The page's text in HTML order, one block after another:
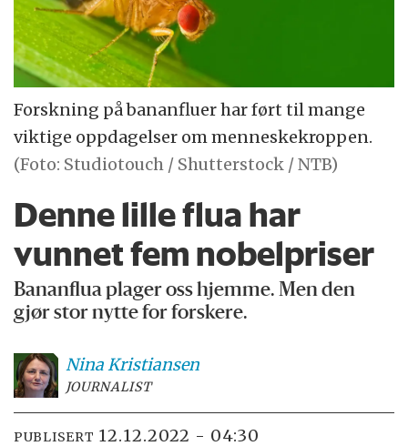
Forskning på bananfluer har ført til mange
viktige oppdagelser om menneskekroppen.
(Foto: Studiotouch / Shutterstock / NTB)
Denne lille flua har
vunnet fem nobelpriser
Bananflua plager oss hjemme. Men den
gjør stor nytte for forskere.
NinaKristiansen
JOURNALIST
PUBLISERT 12.12.2022 - 04:30